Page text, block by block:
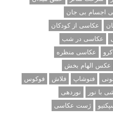
اجسام بی جان
عکاسی از کودکان
عکاسی در شب
عکاسی منظره
عکس الهام بخش
فتوشاپ فلاش
فوکوس
با نور
نوردهی
ژست عکاسی